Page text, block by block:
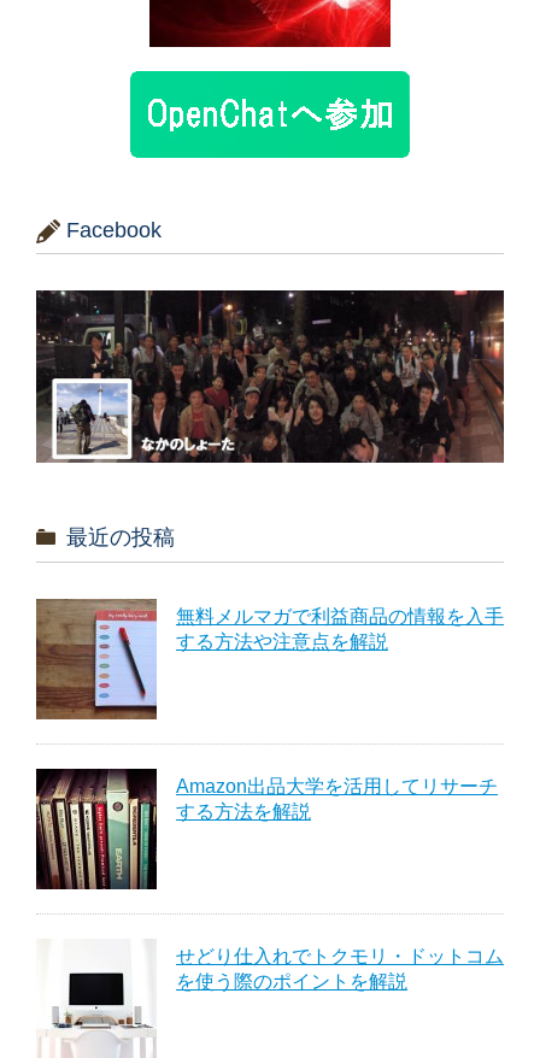
Facebook
最近の投稿
無料メルマガで利益商品の情報を入手
する方法や注意点を解説
Amazon出品大学を活用してリサーチ
する方法を解説
せどり仕入れでトクモリ・ドットコム
を使う際のポイントを解説